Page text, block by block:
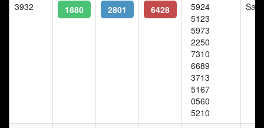
3932 1880 2801 6428
5924
5123
5973
2250
7310
6689
3713
5167
0560
5210